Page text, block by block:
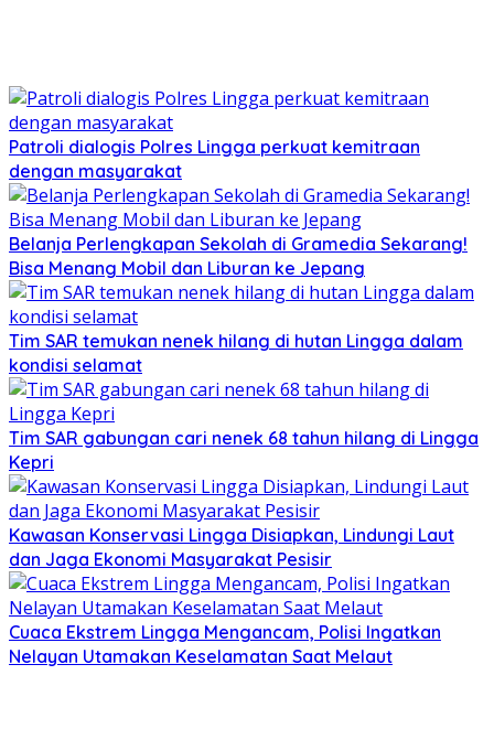
Patroli dialogis Polres Lingga perkuat kemitraan
dengan masyarakat
Belanja Perlengkapan Sekolah di Gramedia Sekarang!
Bisa Menang Mobil dan Liburan ke Jepang
Tim SAR temukan nenek hilang di hutan Lingga dalam
kondisi selamat
Tim SAR gabungan cari nenek 68 tahun hilang di Lingga
Kepri
Kawasan Konservasi Lingga Disiapkan, Lindungi Laut
dan Jaga Ekonomi Masyarakat Pesisir
Cuaca Ekstrem Lingga Mengancam, Polisi Ingatkan
Nelayan Utamakan Keselamatan Saat Melaut